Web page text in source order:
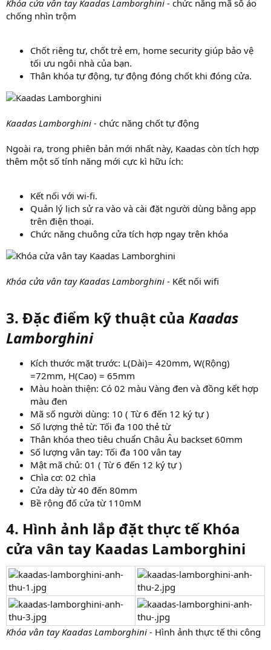
Khóa cửa vân tay Kaadas Lamborghini - chức năng mã số ảo
chống nhìn trộm
Chốt riêng tư, chốt trẻ em, home security giúp bảo vệ
tối ưu ngôi nhà của bạn.
Thân khóa tự động, tự động đóng chốt khi đóng cửa.
Kaadas Lamborghini - chức năng chốt tự động
Ngoài ra, trong phiên bản mới nhất này, Kaadas còn tích hợp
thêm một số tính năng mới cực kì hữu ích:
Kết nối với wi-fi.
Quản lý lịch sử ra vào và cài đặt người dùng bằng app
trên điện thoại.
Chức năng chuông cửa tích hợp ngay trên khóa
Khóa cửa vân tay Kaadas Lamborghini - Kết nối wifi
3. Đặc điểm kỹ thuật của Kaadas
Lamborghini
Kích thước mặt trước: L(Dài)= 420mm, W(Rộng)
=72mm, H(Cao) = 65mm
Màu hoàn thiện: Có 02 màu Vàng đen và đồng kết hợp
màu đen
Mã số người dùng: 10 ( Từ 6 đến 12 ký tự )
Số lượng thẻ từ: Tối đa 100 thẻ từ
Thân khóa theo tiêu chuẩn Châu Âu backset 60mm
Số lượng vân tay: Tối đa 100 vân tay
Mật mã chủ: 01 ( Từ 6 đến 12 ký tự )
Chìa cơ: 02 chìa
Cửa dày từ 40 đến 80mm
Bề rộng đố cửa từ 110mM
4. Hình ảnh lắp đặt thực tế Khóa
cửa vân tay Kaadas Lamborghini
Khóa vân tay Kaadas Lamborghini - Hình ảnh thực tế thi công